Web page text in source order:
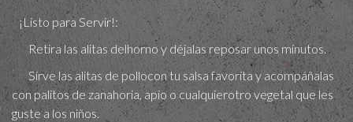
¡Listo para Servir!:
Retira las alitas delhorno y déjalas reposar unos minutos.
Sirve las alitas de pollocon tu salsa favorita y acompáñalas
con palitos de zanahoria, apio o cualquierotro vegetal que les
guste a los niños.